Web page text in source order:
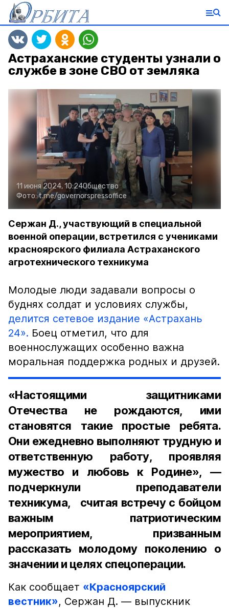
Астраханские студенты узнали о
службе в зоне СВО от земляка
11 июня 2024, 10:24Общество
Фото:t.me/governorspressoffice
Сержан Д., участвующий в специальной
военной операции, встретился с учениками
красноярского филиала Астраханского
агротехнического техникума
Молодые люди задавали вопросы о
буднях солдат и условиях службы,
делится сетевое издание «Астрахань
24». Боец отметил, что для
военнослужащих особенно важна
моральная поддержка родных и друзей.
«Настоящими защитниками
Отечества не рождаются, ими
становятся такие простые ребята.
Они ежедневно выполняют трудную и
ответственную работу, проявляя
мужество и любовь к Родине», —
подчеркнули преподаватели
техникума, считая встречу с бойцом
важным патриотическим
мероприятием, призванным
рассказать молодому поколению о
значении и целях спецоперации.
Как сообщает «Красноярский
вестник», Сержан Д. — выпускник